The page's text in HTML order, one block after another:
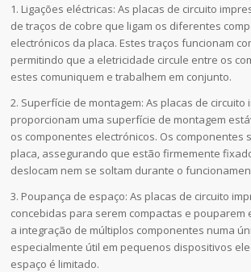
1. Ligações eléctricas: As placas de circuito
de traços de cobre que ligam os diferentes
electrónicos da placa. Estes traços funcionam
permitindo que a eletricidade circule entre os
estes comuniquem e trabalhem em conjunto.
2. Superfície de montagem: As placas de circuito
proporcionam uma superfície de montagem
os componentes electrónicos. Os componentes
placa, assegurando que estão firmemente
deslocam nem se soltam durante o
3. Poupança de espaço: As placas de circuito
concebidas para serem compactas e pouparem
a integração de múltiplos componentes numa
especialmente útil em pequenos dispositivos
espaço é limitado.